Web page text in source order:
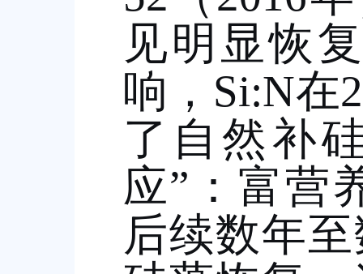
见明显恢
响， Si:N在
了自然补
应” ：富营
后续数年